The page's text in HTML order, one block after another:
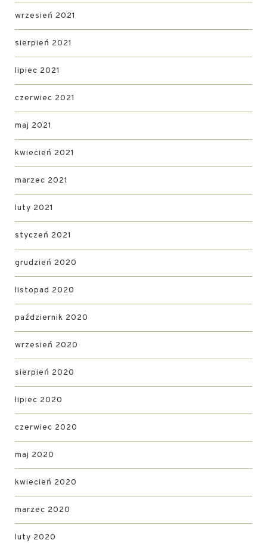
wrzesień 2021
sierpień 2021
lipiec 2021
czerwiec 2021
maj 2021
kwiecień 2021
marzec 2021
luty 2021
styczeń 2021
grudzień 2020
listopad 2020
październik 2020
wrzesień 2020
sierpień 2020
lipiec 2020
czerwiec 2020
maj 2020
kwiecień 2020
marzec 2020
luty 2020